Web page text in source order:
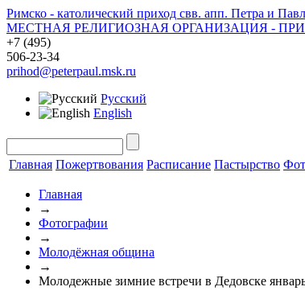
Римско - католический приход свв. апп. Петра и
МЕСТНАЯ РЕЛИГИОЗНАЯ ОРГАНИЗАЦИЯ -
+7 (495)
506-23-34
prihod@peterpaul.msk.ru
Русский
English
Главная Пожертвования Расписание Пастырство
Главная
→
Фотографии
→
Молодёжная община
→
Молодежные зимние встречи в Дедовске